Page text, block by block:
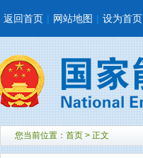
返回首页 | 网站地图 | 设为首页
您当前位置： 首页 > 正文